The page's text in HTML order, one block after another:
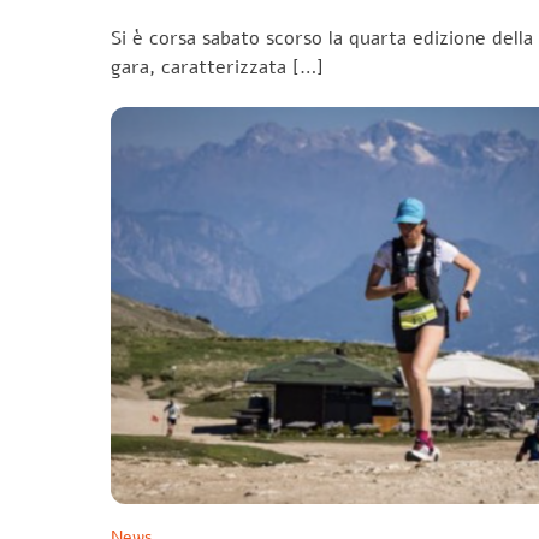
Si è corsa sabato scorso la quarta edizione
gara, caratterizzata […]